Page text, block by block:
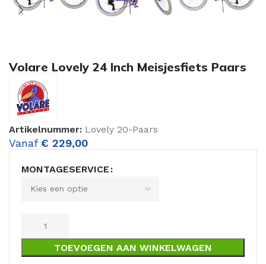
Volare Lovely 24 Inch Meisjesfiets Paars
Artikelnummer: Lovely 20-Paars
Vanaf € 229,00
MONTAGESERVICE
TOEVOEGEN AAN WINKELWAGEN